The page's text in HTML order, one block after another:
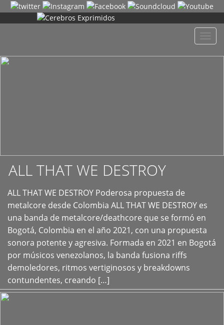
ALL THAT WE DESTROY
ALL THAT WE DESTROY Poderosa propuesta de
metalcore desde Colombia ALL THAT WE DESTROY es
una banda de metalcore/deathcore que se formó en
Bogotá, Colombia en el año 2021, con una propuesta
sonora potente y agresiva. Formada en 2021 en Bogotá
por músicos venezolanos, la banda fusiona riffs
demoledores, ritmos vertiginosos y breakdowns
contundentes, creando […]
+